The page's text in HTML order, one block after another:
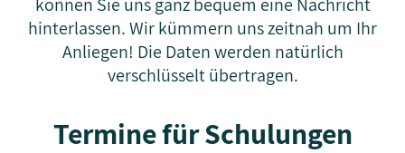
hinterlassen. Wir kümmern uns zeitnah um Ihr
Anliegen! Die Daten werden natürlich
verschlüsselt übertragen.
Termine für Schulungen